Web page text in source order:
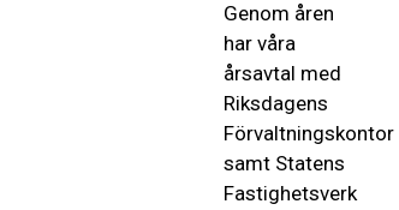
Genom åren
har våra
årsavtal med
Riksdagens
Förvaltningskontor
samt Statens
Fastighetsverk